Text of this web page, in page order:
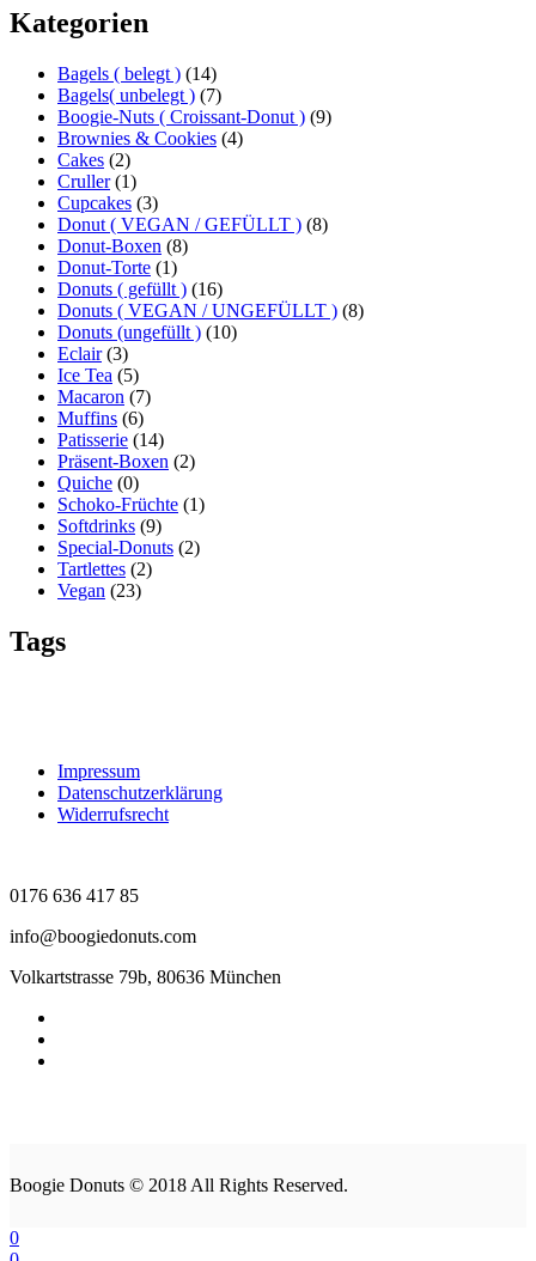
Kategorien
Bagels ( belegt ) (14)
Bagels( unbelegt ) (7)
Boogie-Nuts ( Croissant-Donut ) (9)
Brownies & Cookies (4)
Cakes (2)
Cruller (1)
Cupcakes (3)
Donut ( VEGAN / GEFÜLLT ) (8)
Donut-Boxen (8)
Donut-Torte (1)
Donuts ( gefüllt ) (16)
Donuts ( VEGAN / UNGEFÜLLT ) (8)
Donuts (ungefüllt ) (10)
Eclair (3)
Ice Tea (5)
Macaron (7)
Muffins (6)
Patisserie (14)
Präsent-Boxen (2)
Quiche (0)
Schoko-Früchte (1)
Softdrinks (9)
Special-Donuts (2)
Tartlettes (2)
Vegan (23)
Tags
Impressum
Datenschutzerklärung
Widerrufsrecht
0176 636 417 85
info@boogiedonuts.com
Volkartstrasse 79b, 80636 München
Boogie Donuts © 2018 All Rights Reserved.
0